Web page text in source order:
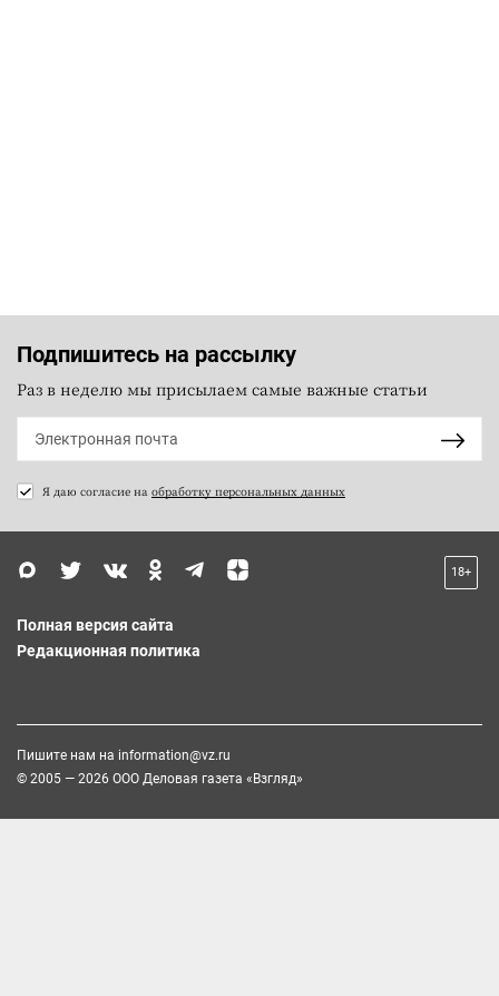
Подпишитесь на рассылку
Раз в неделю мы присылаем самые важные статьи
Я даю согласие на обработку персональных данных
18+
Полная версия сайта
Редакционная политика
Пишите нам на information@vz.ru
© 2005 — 2026 ООО Деловая газета «Взгляд»